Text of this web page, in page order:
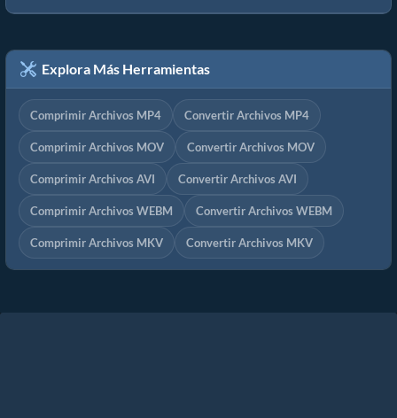
Explora Más Herramientas
Comprimir Archivos MP4 Convertir Archivos MP4
Comprimir Archivos MOV Convertir Archivos MOV
Comprimir Archivos AVI Convertir Archivos AVI
Comprimir Archivos WEBM Convertir Archivos WEBM
Comprimir Archivos MKV Convertir Archivos MKV